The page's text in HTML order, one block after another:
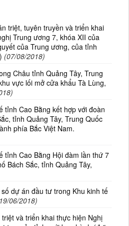
triệt, tuyên truyền và triển khai
Trung ương 7, khóa XII của
của Trung ương, của tỉnh
(07/08/2018)
Châu tỉnh Quảng Tây, Trung
vực lối mở cửa khẩu Tà Lùng,
tỉnh Cao Bằng kết hợp với đoàn
tỉnh Quảng Tây, Trung Quốc
phía Bắc Việt Nam.
tỉnh Cao Bằng Hội đàm lần thứ 7
Bách Sắc, tỉnh Quảng Tây,
dự án đầu tư trong Khu kinh tế
06/2018)
và triển khai thực hiện Nghị